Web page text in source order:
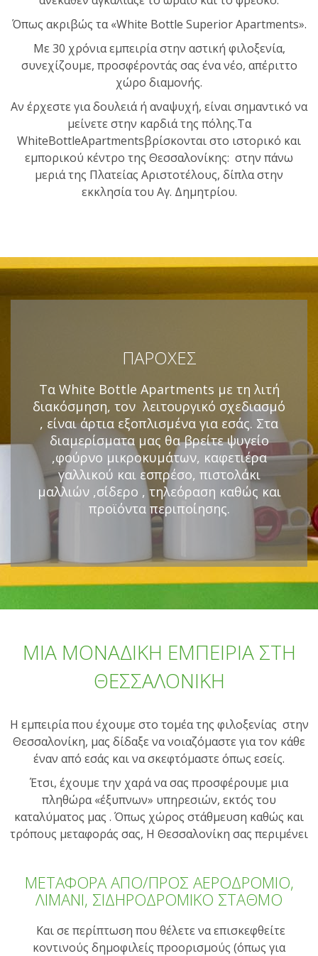
Όπως ακριβώς τα«White Bottle Superior Apartments».
Με 30 χρόνια εμπειρία στην αστική φιλοξενία,
συνεχίζουμε, προσφέροντάς σας ένα νέο, απέριττο
χώρο διαμονής.
Αν έρχεστε για δουλειά ή αναψυχή, είναι σημαντικό να
μείνετε στην καρδιά της πόλης.Tα
WhiteBottleApartmentsβρίσκονται στο ιστορικό και
εμπορικού κέντρο της Θεσσαλονίκης: στην πάνω
μεριά της Πλατείας Αριστοτέλους, δίπλα στην
εκκλησία του Αγ. Δημητρίου.
ΠΑΡΟΧΕΣ
Τα White Bottle Apartments με τη λιτή
διακόσμηση, τον λειτουργικό σχεδιασμό
, είναι άρτια εξοπλισμένα για εσάς. Στα
διαμερίσματα μας θα βρείτε ψυγείο
,φούρνο μικροκυμάτων, καφετιέρα
γαλλικού και εσπρέσο, πιστολάκι
μαλλιών ,σίδερο , τηλεόραση καθώς και
προϊόντα περιποίησης.
ΜΙΑ ΜΟΝΑΔΙΚΗ ΕΜΠΕΙΡΙΑ ΣΤΗ
ΘΕΣΣΑΛΟΝΙΚΗ
Η εμπειρία που έχουμε στο τομέα της φιλοξενίας στην
Θεσσαλονίκη, μας δίδαξε να νοιαζόμαστε για τον κάθε
έναν από εσάς και να σκεφτόμαστε όπως εσείς.
Έτσι, έχουμε την χαρά να σας προσφέρουμε μια
πληθώρα «έξυπνων» υπηρεσιών, εκτός του
καταλύματος μας . Όπως χώρος στάθμευση καθώς και
τρόπους μεταφοράς σας, Η Θεσσαλονίκη σας περιμένει
ΜΕΤΑΦΟΡΑ ΑΠΟ/ΠΡΟΣ ΑΕΡΟΔΡΟΜΙΟ,
ΛΙΜΑΝΙ, ΣΙΔΗΡΟΔΡΟΜΙΚΟ ΣΤΑΘΜΟ
Και σε περίπτωση που θέλετε να επισκεφθείτε
κοντινούς δημοφιλείς προορισμούς (όπως για